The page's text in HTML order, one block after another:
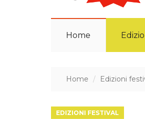
Home
Home Edizioni
EDIZIONI FESTIVAL